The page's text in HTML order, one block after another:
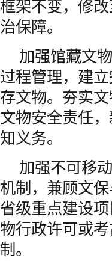
框架不变，修
治保障。
加强馆藏文
过程管理，建
存文物。夯实
文物安全责任
知义务。
加强不可移
机制，兼顾文
省级重点建设
物行政许可或
制。